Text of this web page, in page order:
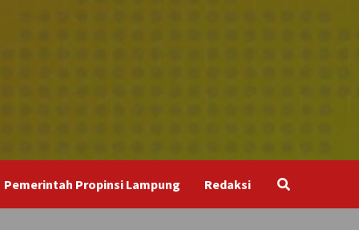
Pemerintah Propinsi Lampung Redaksi